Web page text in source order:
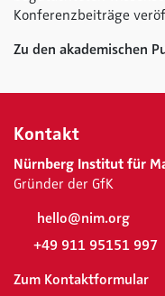
Konferenzbeiträge
Zu den akademischen
Kontakt
Nürnberg Institut für
Gründer der GfK
hello@nim.org
+49 911 95151 997
Zum Kontaktformular